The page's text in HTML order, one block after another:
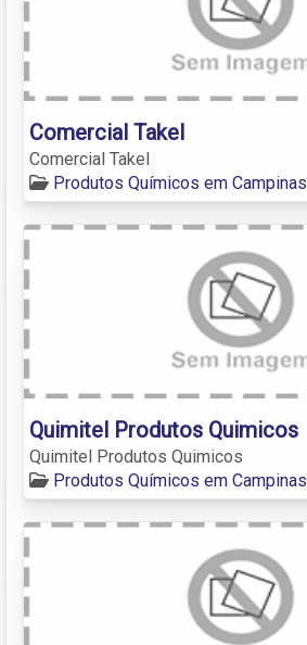
Comercial Takel
Comercial Takel
Produtos Químicos em Campinas
Quimitel Produtos Quimicos
Quimitel Produtos Quimicos
Produtos Químicos em Campinas